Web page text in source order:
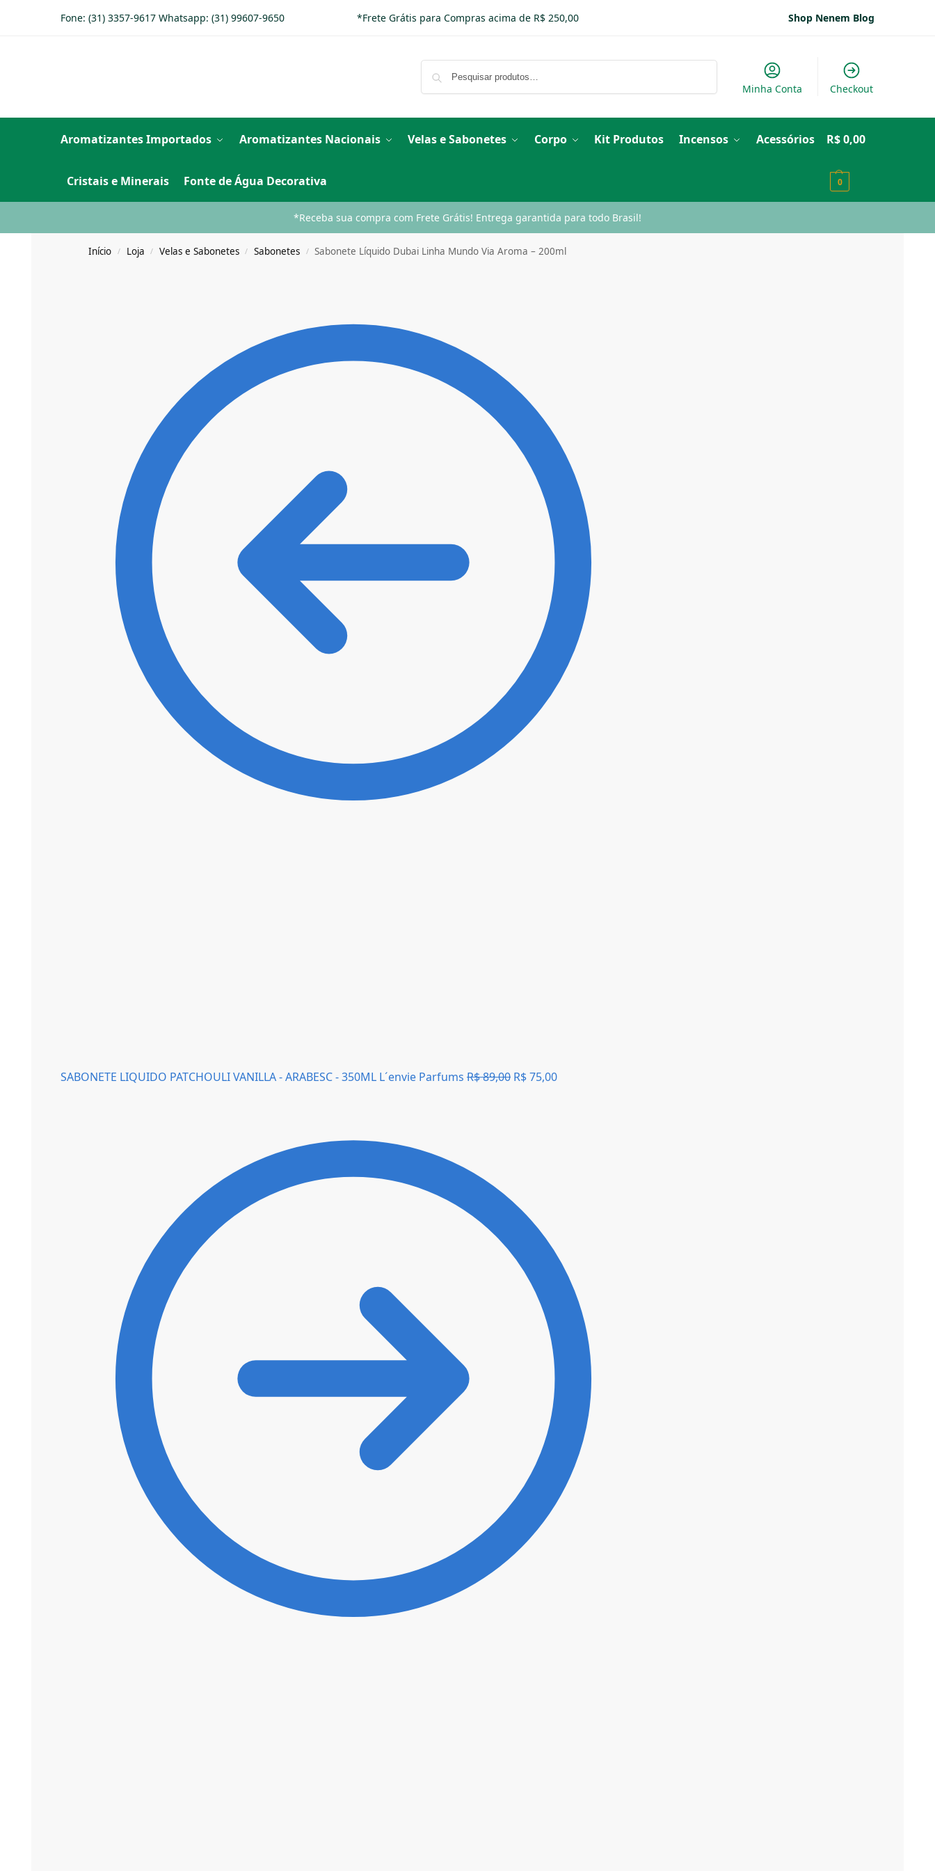
Fone: (31) 3357-9617 Whatsapp: (31) 99607-9650 *Frete Grátis para Compras acima de R$ 250,00 Shop Nenem Blog
Minha Conta Checkout
Aromatizantes Importados Aromatizantes Nacionais Velas e Sabonetes Corpo Kit Produtos Incensos Acessórios
Cristais e Minerais Fonte de Água Decorativa
R$0,00
0
*Receba sua compra com Frete Grátis! Entrega garantida para todo Brasil!
Início / Loja / Velas e Sabonetes / Sabonetes / Sabonete Líquido Dubai Linha Mundo Via Aroma – 200ml
SABONETE LIQUIDO PATCHOULI VANILLA - ARABESC - 350ML L´envie Parfums R$89,00 R$75,00